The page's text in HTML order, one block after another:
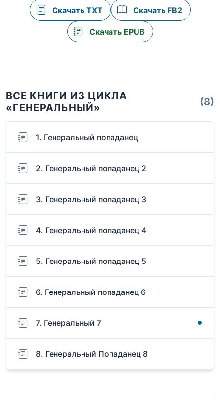
Скачать TXT Скачать FB2
Скачать EPUB
ВСЕ КНИГИ ИЗ ЦИКЛА
«ГЕНЕРАЛЬНЫЙ»
(8)
1. Генеральный попаданец
2. Генеральный попаданец 2
3. Генеральный попаданец 3
4. Генеральный попаданец 4
5. Генеральный попаданец 5
6. Генеральный попаданец 6
7. Генеральный 7
8. Генеральный Попаданец 8